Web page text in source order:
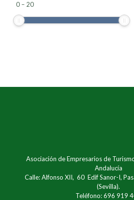
0 – 20
Asociación de Empresarios de
Andalucía
Calle: Alfonso XII, 60 Edif Sanor-I,
(Sevilla).
Teléfono: 696 919